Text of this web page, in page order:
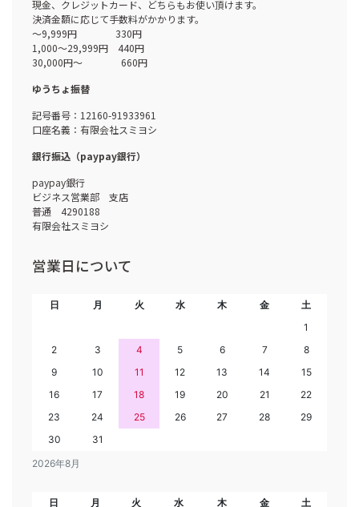
現金、クレジットカード、どちらもお使い頂けます。
決済金額に応じて手数料がかかります。
～9,999円 330円
1,000～29,999円 440円
30,000円～ 660円
ゆうちょ振替
記号番号：12160-91933961
口座名義：有限会社スミヨシ
銀行振込（paypay銀行）
paypay銀行
ビジネス営業部 支店
普通 4290188
有限会社スミヨシ
営業日について
2026年8月
日 月 火 水 木 金
土
1
2
3 4 5 6 7
8
9
10 11 12 13 14
15
16
17 18 19 20 21
22
23
24 25 26 27 28
29
30
31
日 月 火 水 木 金 土